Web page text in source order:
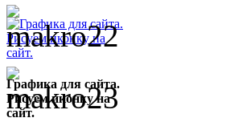
Графика для сайта.
Рисуем иконку на
сайт.